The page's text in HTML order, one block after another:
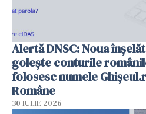
Alertă DNSC: Noua
golește conturile
folosesc numele
Române
30 IULIE 2026